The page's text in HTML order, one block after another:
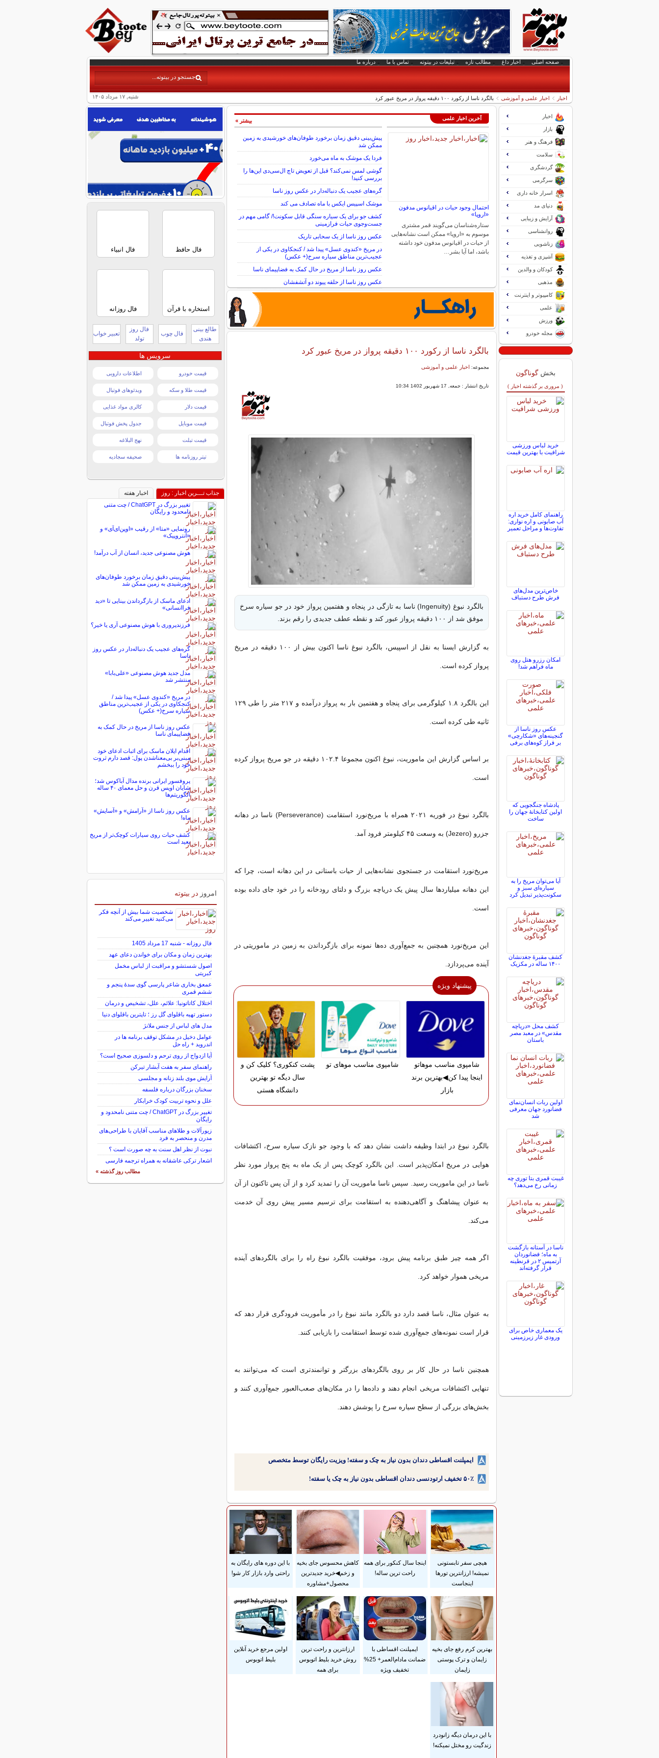
صفحه اصلی اخبار داغ مطالب تازه تبلیغات در بیتوته تماس با ما درباره ما
شنبه, ۱۷ مرداد ۱۴۰۵ اخبار اخبار علمی و آموزشی بالگرد ناسا از رکورد ۱۰۰ دقیقه پرواز در مریخ عبور کرد
آخرین اخبار علمی
احتمال وجود حیات در اقیانوس مدفون
«اروپا»
ستاره‌شناسان می‌گویند قمر مشتری
موسوم به «اروپا» ممکن است نشانه‌هایی
از حیات در اقیانوس مدفون خود داشته
باشد، اما آیا بشر…
پیش‌بینی دقیق زمان برخورد طوفان‌های خورشیدی به زمین
ممکن شد
فردا یک موشک به ماه می‌خورد
گوشی لمس نمی‌کند؟ قبل از تعویض تاچ ال‌سی‌دی این‌ها را
بررسی کنید!
گره‌های عجیب یک دنباله‌دار در عکس روز ناسا
موشک اسپیس ایکس با ماه تصادف می کند
کشف جو برای یک سیاره سنگی قابل سکونت!/ گامی مهم در
جست‌وجوی حیات فرازمینی
عکس روز ناسا از یک سحابی تاریک
در مریخ «کندوی عسل» پیدا شد / کنجکاوی در یکی از
عجیب‌ترین مناطق سیاره سرخ(+ عکس)
عکس روز ناسا از مریخ در حال کمک به فضاپیمای ناسا
عکس روز ناسا از حلقه پیوند دو آتشفشان
بیشتر »
بالگرد ناسا از رکورد ۱۰۰ دقیقه پرواز در مریخ عبور کرد
مجموعه: اخبار علمی و آموزشی
تاریخ انتشار : جمعه, 17 شهریور 1402 10:34
بالگرد نبوغ (Ingenuity) ناسا به تازگی در پنجاه و هفتمین پرواز خود در جو سیاره سرخ
موفق شد از ۱۰۰ دقیقه پرواز عبور کند و نقطه عطف جدیدی را رقم بزند.
به گزارش ایسنا به نقل از اسپیس، بالگرد نبوغ ناسا اکنون بیش از ۱۰۰ دقیقه در مریخ
پرواز کرده است.
این بالگرد ۱.۸ کیلوگرمی برای پنجاه و هفتمین بار به پرواز درآمده و ۲۱۷ متر را طی ۱۲۹
ثانیه طی کرده است.
بر اساس گزارش این ماموریت، نبوغ اکنون مجموعا ۱۰۲.۴ دقیقه در جو مریخ پرواز کرده
است.
بالگرد نبوغ در فوریه ۲۰۲۱ همراه با مریخ‌نورد استقامت (Perseverance) ناسا در دهانه
جزرو (Jezero) به وسعت ۴۵ کیلومتر فرود آمد.
مریخ‌نورد استقامت در جستجوی نشانه‌هایی از حیات باستانی در این دهانه است، چرا که
این دهانه میلیاردها سال پیش یک دریاچه بزرگ و دلتای رودخانه را در خود جای داده بوده
است.
این مریخ‌نورد همچنین به جمع‌آوری ده‌ها نمونه برای بازگرداندن به زمین در ماموریتی در
آینده می‌پردازد.
پیشنهاد ویژه
شامپوی مناسب موهاتو
اینجا پیدا کن◀بهترین برند
بازار
شامپوی مناسب موهای تو
پشت کنکوری؟ کلیک کن و
سال دیگه تو بهترین
دانشگاه هستی
بالگرد نبوغ در ابتدا وظیفه داشت نشان دهد که با وجود جو نازک سیاره سرخ، اکتشافات
هوایی در مریخ امکان‌پذیر است. این بالگرد کوچک پس از یک ماه به پنج پرواز مورد نظر
ناسا در این ماموریت رسید. سپس ناسا ماموریت آن را تمدید کرد و از آن پس تاکنون از آن
به عنوان پیشاهنگ و آگاهی‌دهنده به استقامت برای ترسیم مسیر پیش روی آن خدمت
می‌کند.
اگر همه چیز طبق برنامه پیش برود، موفقیت بالگرد نبوغ راه را برای بالگردهای آینده
مریخی هموار خواهد کرد.
به عنوان مثال، ناسا قصد دارد دو بالگرد مانند نبوغ را در مأموریت فرودگری قرار دهد که
قرار است نمونه‌های جمع‌آوری شده توسط استقامت را بازیابی کنند.
همچنین ناسا در حال کار بر روی بالگردهای بزرگتر و توانمندتری است که می‌توانند به
تنهایی اکتشافات مریخی انجام دهند و داده‌ها را در مکان‌های صعب‌العبور جمع‌آوری کنند و
بخش‌های بزرگی از سطح سیاره سرخ را پوشش دهند.
ایمپلنت اقساطی دندان بدون نیاز به چک و سفته! ویزیت رایگان توسط متخصص
۵۰٪ تخفیف ارتودنسی دندان اقساطی بدون نیاز به چک یا سفته!
هیچی سفر تابستونی
نمیشه! ارزانترین تورها
اینجاست
اینجا سال کنکور برای همه
راحت ترین ساله!
کاهش محسوس جای بخیه
و زخم◀خرید جدیدترین
محصول+مشاوره
با این دوره های رایگان به
راحتی وارد بازار کار شو!
بهترین کرم رفع جای بخیه
زایمان و ترک پوستی
زایمان
ایمپلنت اقساطی با
ضمانت مادام‌العمر+ 25%
تخفیف ویژه
ارزانترین و راحت ترین
روش خرید بلیط اتوبوس
برای همه
اولین مرجع خرید آنلاین
بلیط اتوبوس
با این درمان دیگه زانودرد
زندگیت رو مختل نمیکنه!
اخبار
بازار
فرهنگ و هنر
سلامت
گردشگری
سرگرمی
اسرار خانه داری
دنیای مد
آرایش و زیبایی
روانشناسی
زناشویی
آشپزی و تغذیه
کودکان و والدین
مذهبی
کامپیوتر و اینترنت
علمی
ورزش
مجله خودرو
بخش گوناگون
( مروری بر گذشته اخبار )
خرید لباس ورزشی
شرافیت با بهترین قیمت
راهنمای کامل خرید اره
آب صابونی و اره نواری:
تفاوت‌ها و مراحل تعمیر
خاص‌ترین مدل‌های
فرش طرح دستباف
امکان رزرو هتل روی
ماه فراهم شد!
عکس روز ناسا از
گنجینه‌های «شکارچی»
بر فراز کوه‌های برفی
پادشاه جنگجویی که
اولین کتابخانۀ جهان را
ساخت
آیا می‌توان مریخ را به
سیاره‌ای سبز و
سکونت‌پذیر تبدیل کرد
کشف مقبرۀ جغدنشان
۱۴۰۰ ساله در مکزیک
کشف محل «دریاچه
مقدس» در معبد مصر
باستان
اولین ربات انسان‌نمای
فضانورد جهان معرفی
شد
غیبت قمری بتا توری چه
زمانی رخ می‌دهد؟
ناسا در آستانه بازگشت
به ماه؛ فضانوردان
آرتمیس ۲ در قرنطینه
قرار گرفته‌اند
یک معماری خاص برای
ورودی غار زیرزمینی
فال حافظ فال انبیاء
استخاره با قرآن فال روزانه
طالع بینی
هندی
فال چوب
فال روز
تولد
تعبیر خواب
سرویس ها
قیمت خودرو اطلاعات دارویی
قیمت طلا و سکه ویدئوهای فوتبال
قیمت دلار کالری مواد غذایی
قیمت موبایل جدول پخش فوتبال
قیمت تبلت نهج البلاغه
تیتر روزنامه ها صحیفه سجادیه
جذاب تـــرین اخبار : روز
اخبار هفته
تغییر بزرگ در ChatGPT / چت متنی
نامحدود و رایگان
رونمایی «متا» از رقیب «اوپن‌ای‌آی» و
«آنتروپیک»
هوش مصنوعی جدید، انسان از آب درآمد!
پیش‌بینی دقیق زمان برخورد طوفان‌های
خورشیدی به زمین ممکن شد
ادعای ماسک از بازگرداندن بینایی تا «دید
فراانسانی»
فرزندپروری با هوش مصنوعی آری یا خیر؟
گره‌های عجیب یک دنباله‌دار در عکس روز
ناسا
مدل جدید هوش مصنوعی «علی‌بابا»
منتشر شد
در مریخ «کندوی عسل» پیدا شد /
کنجکاوی در یکی از عجیب‌ترین مناطق
سیاره سرخ(+ عکس)
عکس روز ناسا از مریخ در حال کمک به
فضاپیمای ناسا
اقدام ایلان ماسک برای اثبات ادعای خود
مبنی‌بر بی‌معناشدن پول: قصد دارم ثروت
خود را ببخشم
پروفسور ایرانی برنده مدال آباکوس شد؛
شایان اویس قرن و حل معمای ۴۰ ساله
الگوریتم‌ها
عکس روز ناسا از «آرامش» و «آسایش»
ماه!
کشف حیات روی سیارات کوچک‌تر از مریخ
بعید است
امروز در بیتوته
شخصیت شما بیش از آنچه فکر
می‌کنید تغییر می‌کند
فال روزانه - شنبه 17 مرداد 1405
بهترین زمان و مکان برای خواندن دعای عهد
اصول شستشو و مراقبت از لباس مخمل
کبریتی
عمعق بخاری شاعر پارسی گوی سدهٔ پنجم و
ششم قمری
اختلال کاتاتونیا: علائم، علل، تشخیص و درمان
دستور تهیه باقلوای گل رز ؛ تاپترین باقلوای دنیا
مدل های لباس از جنس ملانژ
عوامل دخیل در مشکل توقف برنامه ها در
اندروید + راه حل
آیا ازدواج از روی ترحم و دلسوزی صحیح است؟
راهنمای سفر به هفت آبشار تیرکن
آرایش موی بلند زنانه و مجلسی
سخنان بزرگان درباره فلسفه
علل و نحوه تربیت کودک خرابکار
تغییر بزرگ در ChatGPT / چت متنی نامحدود و
رایگان
زیورآلات و طلاهای مناسب آقایان با طراحی‌های
مدرن و منحصر به فرد
نبوت از نظر اهل سنت به چه صورت است ؟
اشعار ترکی عاشقانه به همراه ترجمه فارسی
مطالب روز گذشته »